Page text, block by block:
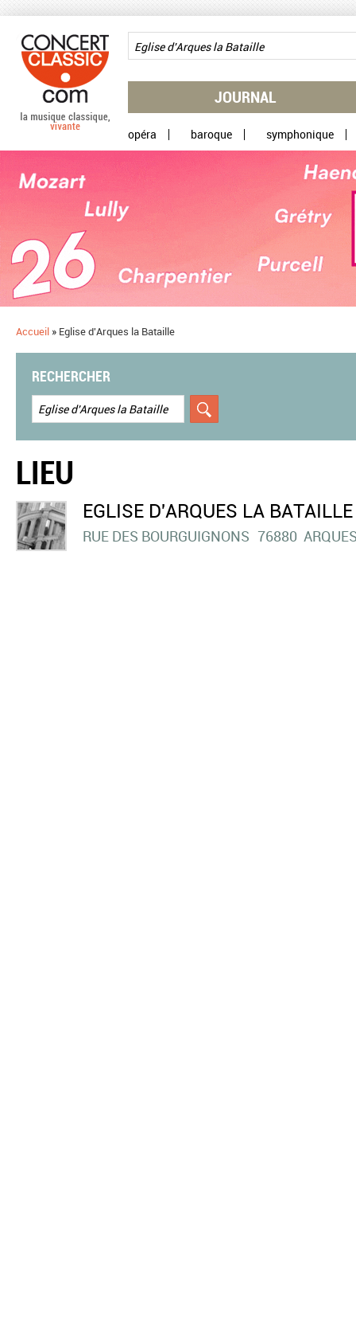
JOURNAL
opéra baroque symphonique
Accueil » Eglise d'Arques la Bataille
RECHERCHER
LIEU
EGLISE D'ARQUES LA BATAILLE
RUE DES BOURGUIGNONS 76880